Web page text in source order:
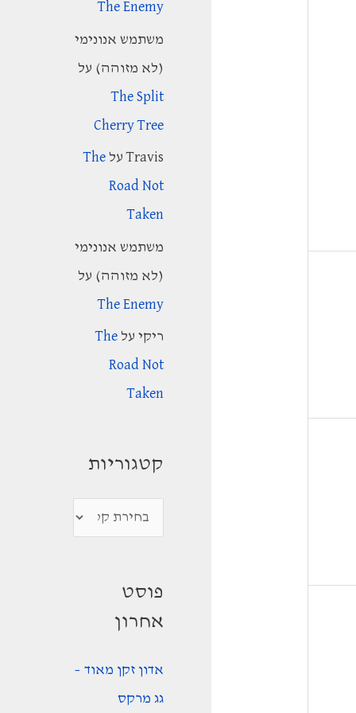
The Enemy
משתמש אנונימי
(לא מזוהה) על
The Split
Cherry Tree
Travisעל The
Road Not
Taken
משתמש אנונימי
(לא מזוהה) על
The Enemy
ריקי על The
Road Not
Taken
קטגוריות
ט
ו
ר
פוסט
אחרון
אדון זקן מאוד –
גג מרקס